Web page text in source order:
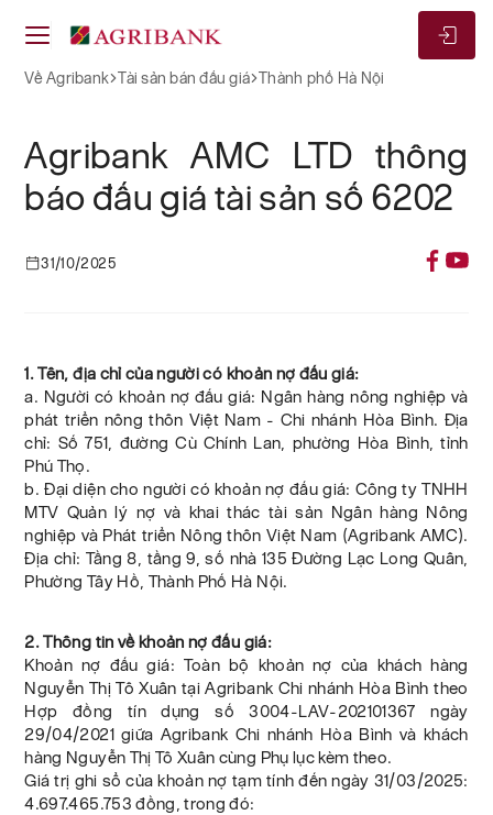
Về Agribank Tài sản bán đấu giá Thành phố Hà Nội
Agribank AMC LTD thông
báo đấu giá tài sản số 6202
31/10/2025
1. Tên, địa chỉ của người có khoản nợ đấu giá:
a. Người có khoản nợ đấu giá: Ngân hàng nông nghiệp và
phát triển nông thôn Việt Nam - Chi nhánh Hòa Bình. Địa
chỉ: Số 751, đường Cù Chính Lan, phường Hòa Bình, tỉnh
Phú Thọ.
b. Đại diện cho người có khoản nợ đấu giá: Công ty TNHH
MTV Quản lý nợ và khai thác tài sản Ngân hàng Nông
nghiệp và Phát triển Nông thôn Việt Nam (Agribank AMC).
Địa chỉ: Tầng 8, tầng 9, số nhà 135 Đường Lạc Long Quân,
Phường Tây Hồ, Thành Phố Hà Nội.
2. Thông tin về khoản nợ đấu giá:
Khoản nợ đấu giá: Toàn bộ khoản nợ của khách hàng
Nguyễn Thị Tô Xuân tại Agribank Chi nhánh Hòa Bình theo
Hợp đồng tín dụng số 3004-LAV-202101367 ngày
29/04/2021 giữa Agribank Chi nhánh Hòa Bình và khách
hàng Nguyễn Thị Tô Xuân cùng Phụ lục kèm theo.
Giá trị ghi sổ của khoản nợ tạm tính đến ngày 31/03/2025:
4.697.465.753 đồng, trong đó: